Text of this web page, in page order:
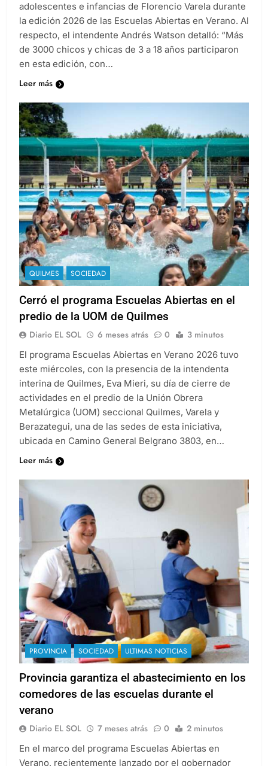
adolescentes e infancias de Florencio Varela durante
la edición 2026 de las Escuelas Abiertas en Verano. Al
respecto, el intendente Andrés Watson detalló: “Más
de 3000 chicos y chicas de 3 a 18 años participaron
en esta edición, con…
Leer más
QUILMES SOCIEDAD
Cerró el programa Escuelas Abiertas en el
predio de la UOM de Quilmes
Diario EL SOL 6 meses atrás 0 3 minutos
El programa Escuelas Abiertas en Verano 2026 tuvo
este miércoles, con la presencia de la intendenta
interina de Quilmes, Eva Mieri, su día de cierre de
actividades en el predio de la Unión Obrera
Metalúrgica (UOM) seccional Quilmes, Varela y
Berazategui, una de las sedes de esta iniciativa,
ubicada en Camino General Belgrano 3803, en…
Leer más
PROVINCIA SOCIEDAD ULTIMAS NOTICIAS
Provincia garantiza el abastecimiento en los
comedores de las escuelas durante el
verano
Diario EL SOL 7 meses atrás 0 2 minutos
En el marco del programa Escuelas Abiertas en
Verano, recientemente lanzado por el gobernador